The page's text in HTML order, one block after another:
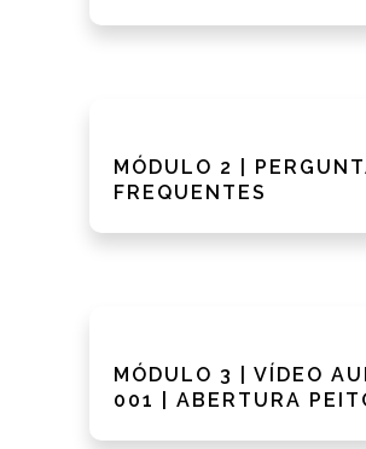
MÓDULO 2 |
FREQUENTES
MÓDULO 3 | VÍDEO
001 | ABERTURA